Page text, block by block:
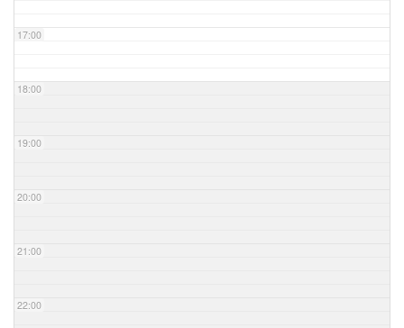
17:00
18:00
19:00
20:00
21:00
22:00